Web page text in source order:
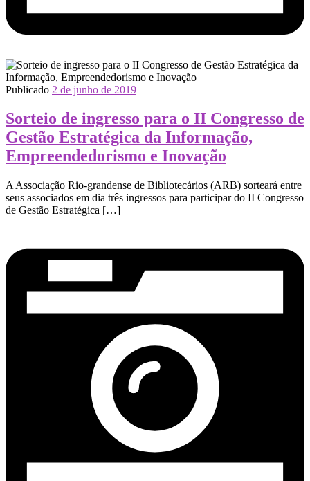
Publicado 2 de junho de 2019
Sorteio de ingresso para o II Congresso de
Gestão Estratégica da Informação,
Empreendedorismo e Inovação
A Associação Rio-grandense de Bibliotecários (ARB) sorteará entre
seus associados em dia três ingressos para participar do II Congresso
de Gestão Estratégica […]